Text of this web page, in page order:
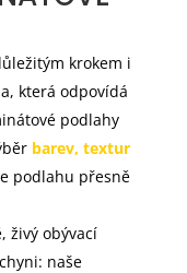
krokem i
která odpovídá
podlahy
barev, textur
podlahu přesně
živý obývací
naše